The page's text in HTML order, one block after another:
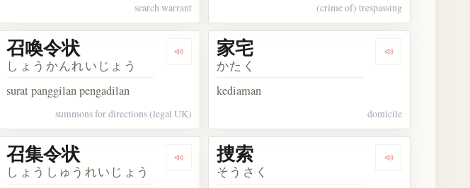
search warrant (crime of) trespassing
逮捕令状 Dengarkan 召喚令状
召喚令状
しょうかんれいじょう
surat panggilan pengadilan
summons for directions (legal UK)
Dengarkan 家宅
家宅
かたく
kediaman
domicile
令状 Dengarkan 召集令状
召集令状
しょうしゅうれいじょう Dengarkan 捜索
捜索
そうさく